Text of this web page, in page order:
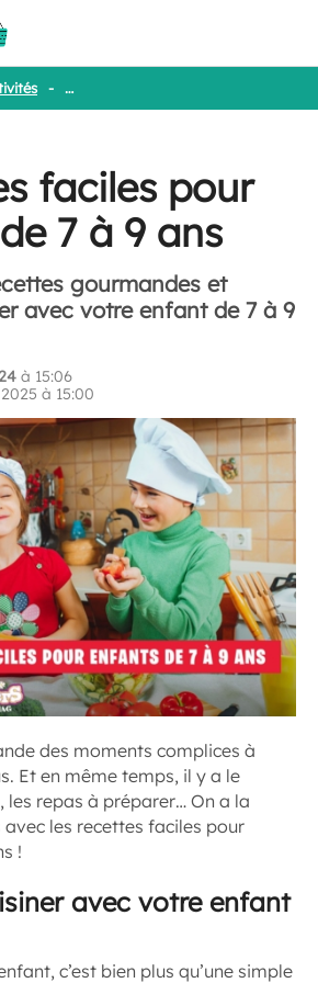
- 7 recettes faciles pour enfants de 7 à
faciles pour
7 à 9 ans
gourmandes et
avec votre enfant de 7 à 9
à 15:06
à 15:00
des moments complices à
Et en même temps, il y a le
les repas à préparer… On a la
les recettes faciles pour
!
avec votre enfant
c’est bien plus qu’une simple